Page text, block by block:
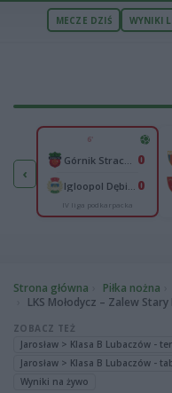
MECZE DZIŚ WYNIKI
‹
65
25
6'
0
0
IV liga podkarpacka
Strona główna Piłka nożna
LKS Mołodycz – Zalew
ZOBACZ TEŻ
Jarosław > Klasa B Lubaczów -
Jarosław > Klasa B Lubaczów -
Wyniki na żywo